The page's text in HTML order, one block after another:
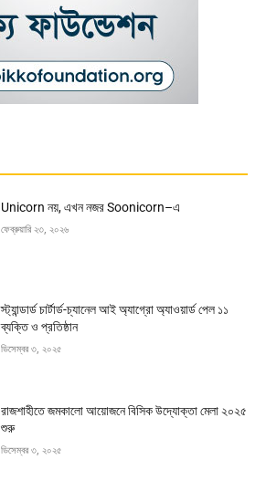
Unicorn নয়, এখন নজর Soonicorn–এ
ফেব্রুয়ারি ২৩, ২০২৬
স্ট্যান্ডার্ড চার্টার্ড-চ্যানেল আই অ্যাগ্রো অ্যাওয়ার্ড পেল ১১
ব্যক্তি ও প্রতিষ্ঠান
ডিসেম্বর ৩, ২০২৫
রাজশাহীতে জমকালো আয়োজনে বিসিক উদ্যোক্তা মেলা ২০২৫
শুরু
ডিসেম্বর ৩, ২০২৫